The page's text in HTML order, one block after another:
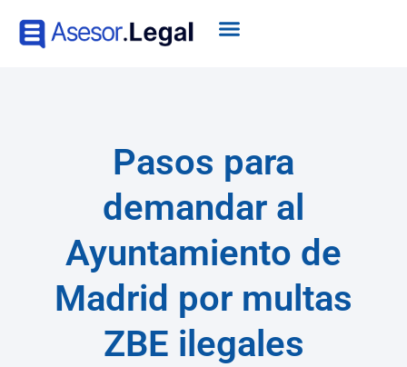
Pasos para
demandar al
Ayuntamiento de
Madrid por multas
ZBE ilegales